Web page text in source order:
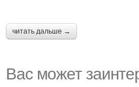
читать дальше →
Вас может